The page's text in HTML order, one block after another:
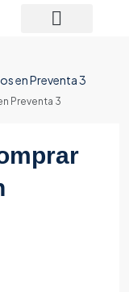
en Preventa 3
Preventa 3